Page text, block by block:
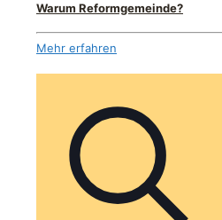
Warum Reformgemeinde?
Mehr erfahren